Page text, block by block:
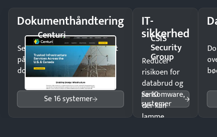
Dokumenthåndtering
Centuri
Send kontrakter til underskrift
på minutter og mist ingen
dokumenter.
Se 16 systemer
IT-
sikkerhed
CSIS
Security
Group
Reducer
risikoen for
databrud og
ransomware,
der kan
lamme
Se 10
systemer